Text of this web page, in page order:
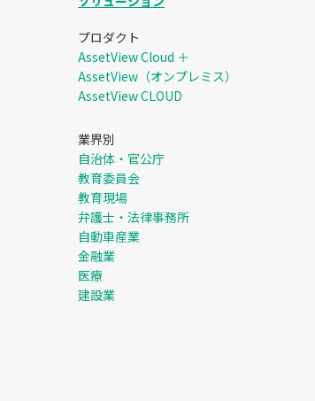
プロダクト
AssetView Cloud ＋
AssetView（オンプレミス）
AssetView CLOUD
業界別
自治体・官公庁
教育委員会
教育現場
弁護士・法律事務所
自動車産業
金融業
医療
建設業